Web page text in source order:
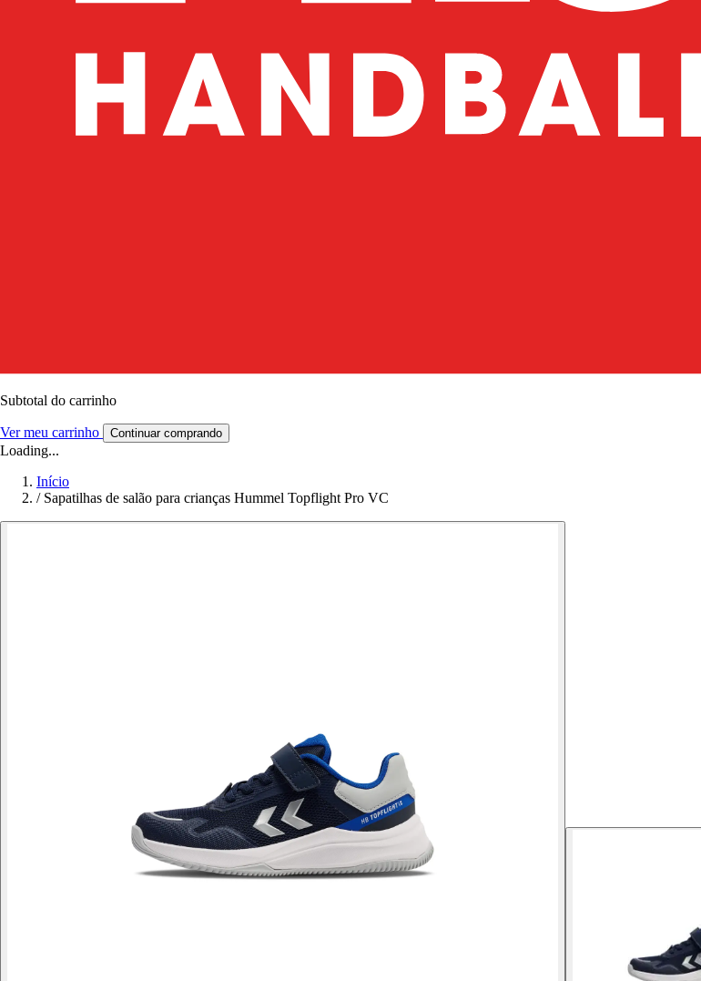
Subtotal do carrinho
Ver meu carrinho Continuar comprando
Loading...
Início
/ Sapatilhas de salão para crianças Hummel Topflight Pro VC